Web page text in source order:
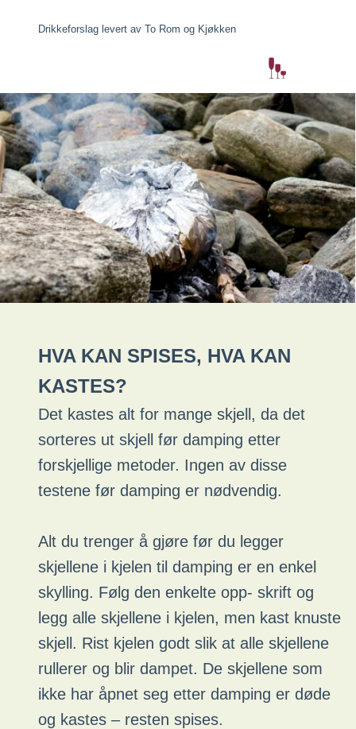
Drikkeforslag levert av To Rom og Kjøkken
HVA KAN SPISES, HVA KAN
KASTES?
Det kastes alt for mange skjell, da det
sorteres ut skjell før damping etter
forskjellige metoder. Ingen av disse
testene før damping er nødvendig.
Alt du trenger å gjøre før du legger
skjellene i kjelen til damping er en enkel
skylling. Følg den enkelte opp- skrift og
legg alle skjellene i kjelen, men kast knuste
skjell. Rist kjelen godt slik at alle skjellene
rullerer og blir dampet. De skjellene som
ikke har åpnet seg etter damping er døde
og kastes – resten spises.